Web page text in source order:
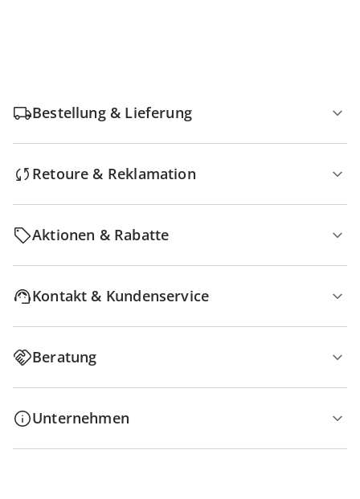
Bestellung & Lieferung
Retoure & Reklamation
Aktionen & Rabatte
Kontakt & Kundenservice
Beratung
Unternehmen